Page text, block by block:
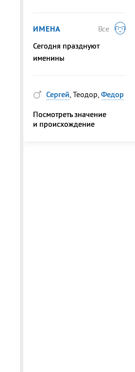
ИМЕНА
Все
Сегодня празднуют
именины
Сергей, Теодор, Федор
Посмотреть значение
и происхождение